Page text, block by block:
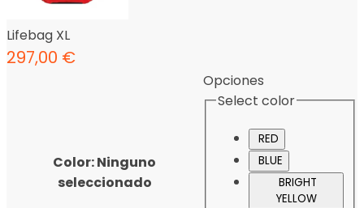
Lifebag XL
297,00 €
Color:Ninguno
seleccionado
Opciones
Select color
RED
BLUE
BRIGHT
YELLOW